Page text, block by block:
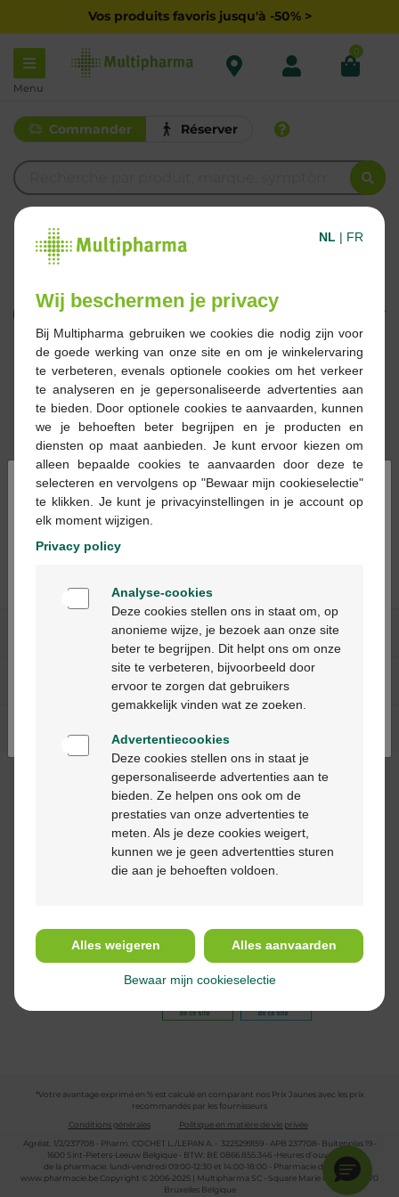
Vos produits favoris jusqu'à -50% >
Menu
0
Commander Réserver
CREMICORT
1 Résultats
8,36 €
Cremicort 1 % Crème
20 g
A propos de Multipharma
Méthodes de paiement
Suivez-nous
*Votre avantage exprimé en % est calculé en comparant nos Prix Jaunes avec les prix
recommandés par les fournisseurs
Conditions générales
Politique en matière de vie privée
Agréat. 1/2/237708 - Pharm. COCHET L./LEPAN A. - 3225299159 - APB 237708- Buitenplas 19 -
1600 Sint-Pieters-Leeuw Belgique - BTW: BE 0866.855.346 -Heures d'ouverture
de la pharmacie: lundi-vendredi 09:00-12:30 et 14:00-18:00 - Pharmacie de garde :
www.pharmacie.beCopyright © 2006-2025 | Multipharma SC - Square Marie Curie 30 - 1070
Bruxelles Belgique
×
Bienvenue
Ga verder in het nederlands
Continuez en français
NL | FR
Wij beschermen je privacy
Bij Multipharma gebruiken we cookies die nodig zijn voor
de goede werking van onze site en om je winkelervaring
te verbeteren, evenals optionele cookies om het verkeer
te analyseren en je gepersonaliseerde advertenties aan
te bieden. Door optionele cookies te aanvaarden, kunnen
we je behoeften beter begrijpen en je producten en
diensten op maat aanbieden. Je kunt ervoor kiezen om
alleen bepaalde cookies te aanvaarden door deze te
selecteren en vervolgens op "Bewaar mijn cookieselectie"
te klikken. Je kunt je privacyinstellingen in je account op
elk moment wijzigen.
Privacy policy
Analyse-cookies
Deze cookies stellen ons in staat om, op
anonieme wijze, je bezoek aan onze site
beter te begrijpen. Dit helpt ons om onze
site te verbeteren, bijvoorbeeld door
ervoor te zorgen dat gebruikers
gemakkelijk vinden wat ze zoeken.
Advertentiecookies
Deze cookies stellen ons in staat je
gepersonaliseerde advertenties aan te
bieden. Ze helpen ons ook om de
prestaties van onze advertenties te
meten. Als je deze cookies weigert,
kunnen we je geen advertentties sturen
die aan je behoeften voldoen.
Alles weigeren Alles aanvaarden
Bewaar mijn cookieselectie